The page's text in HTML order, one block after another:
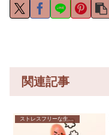
関連記事